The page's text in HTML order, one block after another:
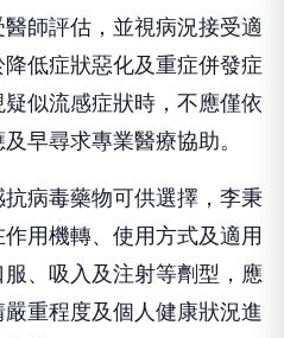
師評估，並視病況接受適
低症狀惡化及重症併發症
似流感症狀時，不應僅依
早尋求專業醫療協助。
病毒藥物可供選擇，李秉
用機轉、使用方式及適用
、吸入及注射等劑型，應
重程度及個人健康狀況進